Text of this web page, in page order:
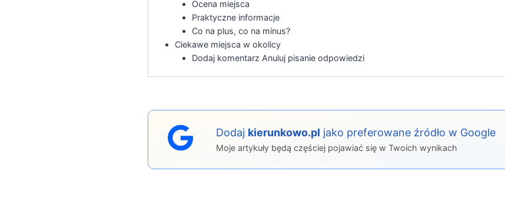
Ocena miejsca
Praktyczne informacje
Co na plus, co na minus?
Ciekawe miejsca w okolicy
Dodaj komentarz Anuluj pisanie odpowiedzi
Dodaj kierunkowo.pl jako preferowane źródło w Google
Moje artykuły będą częściej pojawiać się w Twoich wynikach